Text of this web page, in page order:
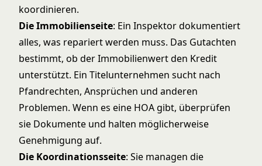
koordinieren.
Die Immobilienseite: Ein Inspektor dokumentiert
alles, was repariert werden muss. Das Gutachten
bestimmt, ob der Immobilienwert den Kredit
unterstützt. Ein Titelunternehmen sucht nach
Pfandrechten, Ansprüchen und anderen
Problemen. Wenn es eine HOA gibt, überprüfen
sie Dokumente und halten möglicherweise
Genehmigung auf.
Die Koordinationsseite: Sie managen die